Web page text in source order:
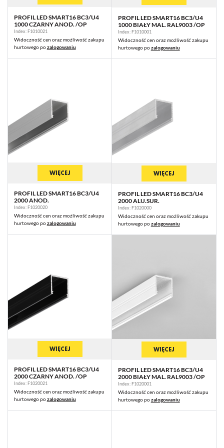
PROFIL LED SMART16 BC3/U4
1000 CZARNY ANOD. /OP
Index: F1010021
Widoczność cen oraz możliwość zakupu
hurtowego pozalogowaniu
PROFIL LED SMART16 BC3/U4
1000 BIAŁY MAL. RAL9003 /OP
Index: F1010001
Widoczność cen oraz możliwość zakupu
hurtowego pozalogowaniu
WIĘCEJ
PROFIL LED SMART16 BC3/U4
2000 ANOD.
Index: F1020020
Widoczność cen oraz możliwość zakupu
hurtowego pozalogowaniu
WIĘCEJ
PROFIL LED SMART16 BC3/U4
2000 ALU.SUR.
Index: F1020000
Widoczność cen oraz możliwość zakupu
hurtowego pozalogowaniu
WIĘCEJ
PROFIL LED SMART16 BC3/U4
2000 CZARNY ANOD. /OP
Index: F1020021
Widoczność cen oraz możliwość zakupu
hurtowego pozalogowaniu
WIĘCEJ
PROFIL LED SMART16 BC3/U4
2000 BIAŁY MAL. RAL9003 /OP
Index: F1020001
Widoczność cen oraz możliwość zakupu
hurtowego pozalogowaniu